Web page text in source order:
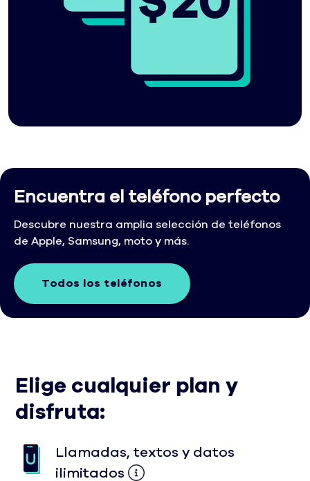
Encuentra el teléfono perfecto
Descubre nuestra amplia selección de teléfonos
de Apple, Samsung, moto y más.
Todos los teléfonos
Elige cualquier plan y
disfruta:
Llamadas, textos y datos
ilimitados